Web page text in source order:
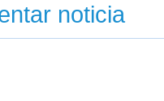
noticia